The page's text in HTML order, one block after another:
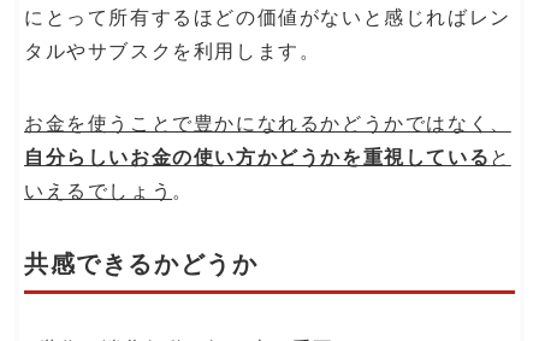
にとって所有するほどの価値がないと感じればレン
タルやサブスクを利用します。
お金を使うことで豊かになれるかどうかではなく、
自分らしいお金の使い方かどうかを重視している と
いえるでしょう 。
共感できるかどうか